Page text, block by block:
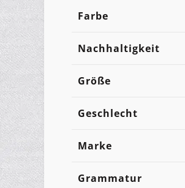
Farbe
Nachhaltigkeit
Größe
Geschlecht
Marke
Grammatur